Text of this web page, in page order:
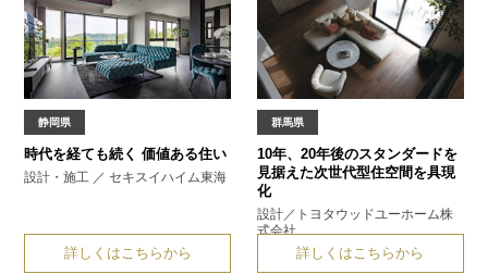
静岡県
時代を経ても続く価値ある住い
設計・施工 ／ セキスイハイム東海
詳しくはこちらから
群馬県
10年、20年後のスタンダードを
見据えた次世代型住空間を具現
化
設計／トヨタウッドユーホーム株
式会社
詳しくはこちらから